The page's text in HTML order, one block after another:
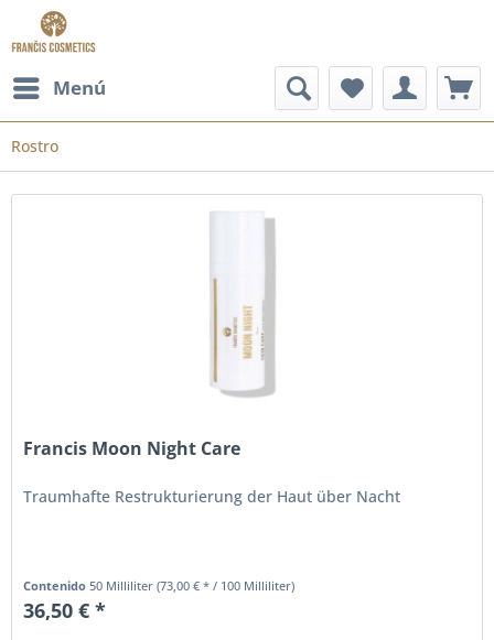
Menú
Rostro
Francis Moon Night Care
Traumhafte Restrukturierung der Haut über Nacht
Contenido50 Milliliter(73,00 € * / 100 Milliliter)
36,50 € *